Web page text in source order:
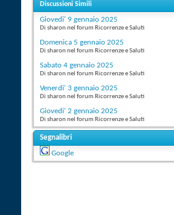
Discussioni Simili
Giovedi' 9 gennaio 2025
Di sharon nel forum Ricorrenze e Saluti
Domenica 5 gennaio 2025
Di sharon nel forum Ricorrenze e Saluti
Sabato 4 gennaio 2025
Di sharon nel forum Ricorrenze e Saluti
Venerdi' 3 gennaio 2025
Di sharon nel forum Ricorrenze e Saluti
Giovedi' 2 gennaio 2025
Di sharon nel forum Ricorrenze e Saluti
Segnalibri
Google